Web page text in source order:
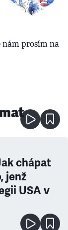
nám prosím na
chápat
jenž
USA v